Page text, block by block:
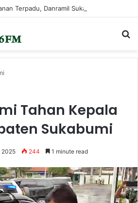
Tahan Kepala
Sukabumi
2025 244 1 minute read